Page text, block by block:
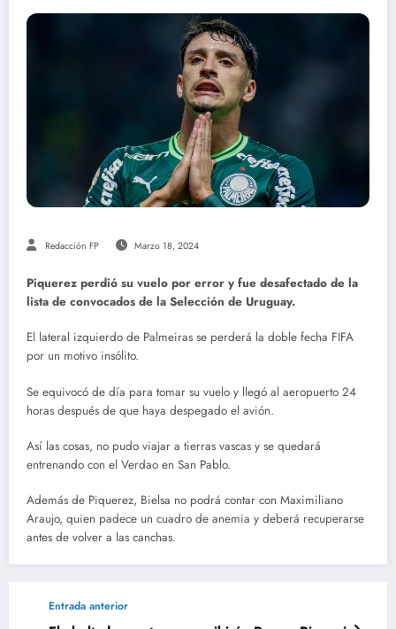
Redacción FP Marzo 18, 2024
Piquerez perdió su vuelo por error y fue desafectado de la
lista de convocados de la Selección de Uruguay.
El lateral izquierdo de Palmeiras se perderá la doble fecha FIFA
por un motivo insólito.
Se equivocó de día para tomar su vuelo y llegó al aeropuerto 24
horas después de que haya despegado el avión.
Así las cosas, no pudo viajar a tierras vascas y se quedará
entrenando con el Verdao en San Pablo.
Además de Piquerez, Bielsa no podrá contar con Maximiliano
Araujo, quien padece un cuadro de anemia y deberá recuperarse
antes de volver a las canchas.
Entrada anterior